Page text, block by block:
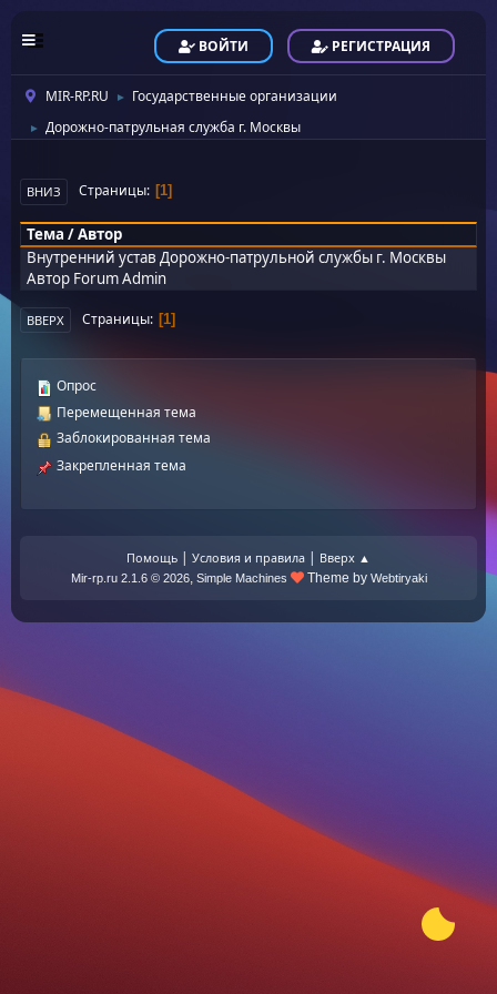
ВОЙТИ РЕГИСТРАЦИЯ
MIR-RP.RU ► Государственные организации
► Дорожно-патрульная служба г. Москвы
ВНИЗ Страницы 1
Тема /Автор
Внутренний устав Дорожно-патрульной службы г. Москвы
Автор Forum Admin
ВВЕРХ Страницы 1
Опрос
Перемещенная тема
Заблокированная тема
Закрепленная тема
Помощь | Условия и правила | Вверх ▲
Mir-rp.ru 2.1.6 © 2026, Simple Machines Theme by Webtiryaki